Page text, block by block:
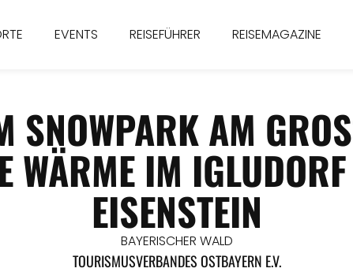
EVENTS REISEFÜHRER REISEMAGAZINE
SNOWPARK AM
IM IGLUDORF
ISENSTEIN
BAYERISCHER WALD
TOURISMUSVERBANDES OSTBAYERN E.V.